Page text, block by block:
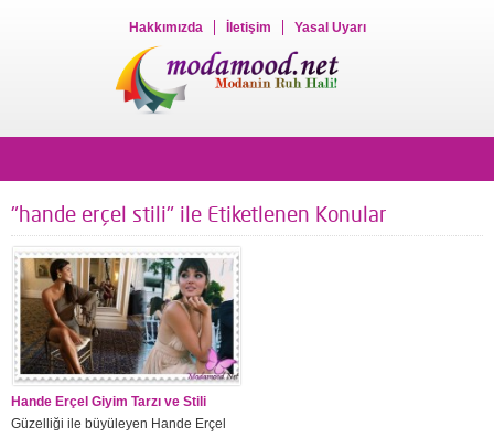
Hakkımızda İletişim Yasal Uyarı
"hande erçel stili" ile Etiketlenen Konular
Hande Erçel Giyim Tarzı ve Stili
Güzelliği ile büyüleyen Hande Erçel